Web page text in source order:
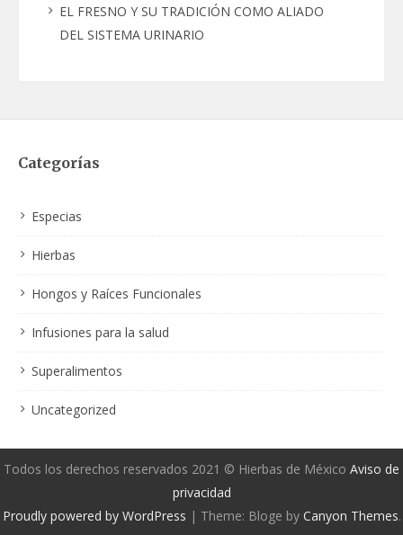
EL FRESNO Y SU TRADICIÓN COMO ALIADO
DEL SISTEMA URINARIO
Categorías
Especias
Hierbas
Hongos y Raíces Funcionales
Infusiones para la salud
Superalimentos
Uncategorized
Todos los derechos reservados 2021 © Hierbas de México Aviso de
privacidad
Proudly powered by WordPress | Theme: Bloge by Canyon Themes.